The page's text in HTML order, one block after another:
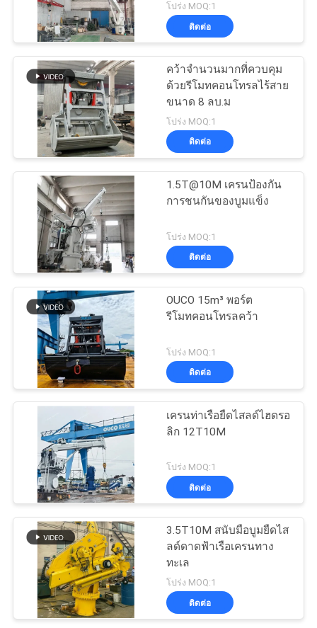
กรณี
CONTACT
แผนผัง
เว็บไซต์
นโยบาย
ความ
ส่วน
ตัว
คว้ารีโมทคอนโทรล
ไร้สาย
57
เครนทะเล
123
เครนฐานนอกชายฝั่ง
เครนบนเรือ
โปร่ง MOQ:1
ติดต่อ
คว้าจำนวนมากที่ควบคุม
ด้วยรีโมทคอนโทรลไร้สาย
ขนาด 8 ลบ.ม
โปร่ง MOQ:1
ติดต่อ
1.5T@10M เครนป้องกัน
การชนกันของบูมแข็ง
โปร่ง MOQ:1
ติดต่อ
OUCO 15m³ พอร์ต
รีโมทคอนโทรลคว้า
โปร่ง MOQ:1
ติดต่อ
เครนท่าเรือยืดไสลด์ไฮดรอ
ลิก 12T10M
โปร่ง MOQ:1
ติดต่อ
3.5T10M สนับมือบูมยืดไส
ลด์ดาดฟ้าเรือเครนทาง
ทะเล
โปร่ง MOQ:1
ติดต่อ